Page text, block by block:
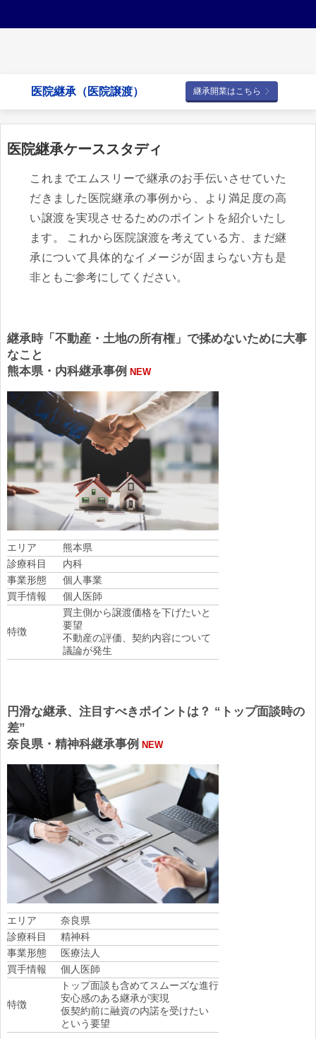
医院継承（医院譲渡） 継承開業はこちら
医院継承ケーススタディ
これまでエムスリーで継承のお手伝いさせていた
だきました医院継承の事例から、より満足度の高
い譲渡を実現させるためのポイントを紹介いたし
ます。 これから医院譲渡を考えている方、まだ継
承について具体的なイメージが固まらない方も是
非ともご参考にしてください。
継承時「不動産・土地の所有権」で揉めないために大事
なこと
熊本県・内科継承事例 NEW
エリア
熊本県
診療科目
内科
事業形態
個人事業
買手情報
個人医師
特徴
買主側から譲渡価格を下げたいと
要望
不動産の評価、契約内容について
議論が発生
円滑な継承、注目すべきポイントは？ “トップ面談時の
差”
奈良県・精神科継承事例 NEW
エリア
奈良県
診療科目
精神科
事業形態
医療法人
買手情報
個人医師
特徴
トップ面談も含めてスムーズな進行
安心感のある継承が実現
仮契約前に融資の内諾を受けたい
という要望